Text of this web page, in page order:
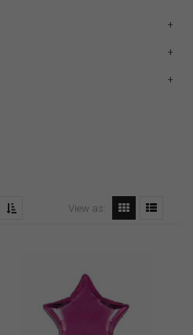
View as: